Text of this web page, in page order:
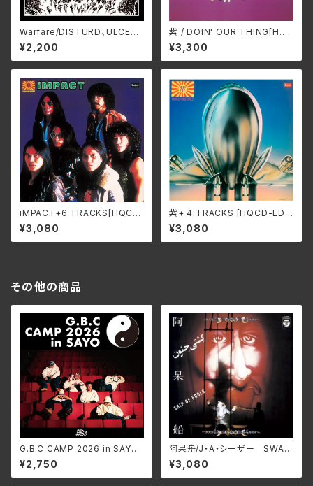
Warfare/DISTURD、ULCER
HCK-054
¥2,200
紫 / DOIN' OUR THING[HQ
CD-EDITION] SWAX-321A
¥3,300
iMPACT+6 TRACKS[HQCD
¥3,080
紫+ 4 TRACKS [HQCD-EDI
TION]/紫 SWAX-319A
¥3,080
その他の商品
G.B.C CAMP 2026 in SAYO/
G.B.C CAMP LEXCD-2600
2(仕様:)
¥2,750
阿呆舟/J・A・シーザー SWAX
-89D(仕様:CD)
¥3,080